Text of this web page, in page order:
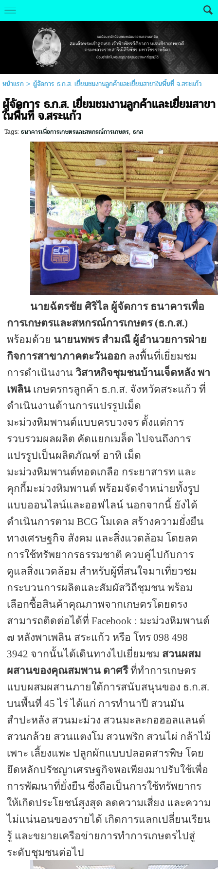
หน้าแรก> ผู้จัดการ ธ.ก.ส. เยี่ยมชมงานลูกค้าและเยี่ยมสาขาในพื้นที่ จ.สระแก้ว
ผู้จัดการ ธ.ก.ส. เยี่ยมชมงานลูกค้าและเยี่ยมสาขา
ในพื้นที่ จ.สระแก้ว
Tags: ธนาคารเพื่อการเกษตรและสหกรณ์การเกษตร, ธกส
นายฉัตรชัย ศิริไล ผู้จัดการ ธนาคารเพื่อ
การเกษตรและสหกรณ์การเกษตร (ธ.ก.ส.)
พร้อมด้วย นายนพพร สำมณี ผู้อำนวยการฝ่าย
กิจการสาขาภาคตะวันออก ลงพื้นที่เยี่ยมชม
การดำเนินงาน วิสาหกิจชุมชนบ้านเจ็ดหลัง พา
เพลิน เกษตรกรลูกค้า ธ.ก.ส. จังหวัดสระแก้ว ที่
ดำเนินงานด้านการแปรรูปเม็ด
มะม่วงหิมพานต์แบบครบวงจร ตั้งแต่การ
รวบรวมผลผลิต คัดแยกเมล็ด ไปจนถึงการ
แปรรูปเป็นผลิตภัณฑ์ อาทิ เม็ด
มะม่วงหิมพานต์ทอดเกลือ กระยาสารท และ
คุกกี้มะม่วงหิมพานต์ พร้อมจัดจำหน่ายทั้งรูป
แบบออนไลน์และออฟไลน์ นอกจากนี้ ยังได้
ดำเนินการตามBCG โมเดล สร้างความยั่งยืน
ทางเศรษฐกิจ สังคม และสิ่งแวดล้อม โดยลด
การใช้ทรัพยากรธรรมชาติ ควบคู่ไปกับการ
ดูแลสิ่งแวดล้อม สำหรับผู้ที่สนใจมาเที่ยวชม
กระบวนการผลิตและสัมผัสวิถีชุมชน พร้อม
เลือกซื้อสินค้าคุณภาพจากเกษตรโดยตรง
สามารถติดต่อได้ที่Facebook : มะม่วงหิมพานต์
๗ หลังพาเพลิน สระแก้ว หรือ โทร098 498
3942 จากนั้นได้เดินทางไปเยี่ยมชม สวนผสม
ผสานของคุณสมพาน ดาศรีที่ทำการเกษตร
แบบผสมผสานภายใต้การสนับสนุนของ ธ.ก.ส.
บนพื้นที่ 45 ไร่ ได้แก่ การทำนาปี สวนมัน
สำปะหลัง สวนมะม่วง สวนมะละกอฮอลแลนด์
สวนกล้วย สวนแตงโม สวนพริก สวนไผ่ กล้าไม้
เพาะ เลี้ยงแพะ ปลูกผักแบบปลอดสารพิษ โดย
ยึดหลักปรัชญาเศรษฐกิจพอเพียงมาปรับใช้เพื่อ
การพัฒนาที่ยั่งยืน ซึ่งถือเป็นการใช้ทรัพยากร
ให้เกิดประโยชน์สูงสุด ลดความเสี่ยง และความ
ไม่แน่นอนของรายได้ เกิดการแลกเปลี่ยนเรียน
รู้ และขยายเครือข่ายการทำการเกษตรไปสู่
ระดับชุมชนต่อไป